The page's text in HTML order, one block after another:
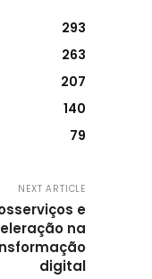
293
263
207
140
79
NEXT ARTICLE
e
na
digital